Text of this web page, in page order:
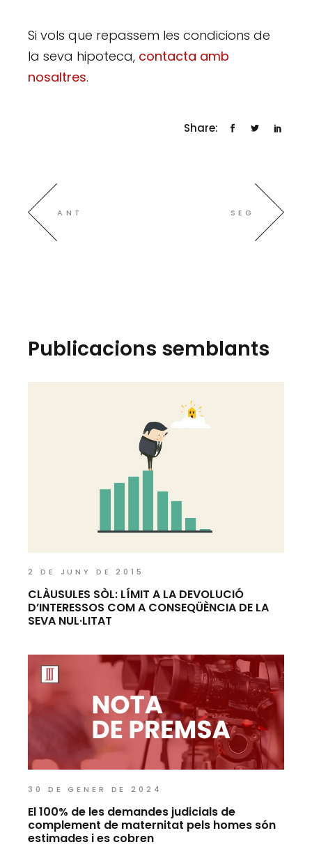
Si vols que repassem les condicions de
la seva hipoteca, contacta amb
nosaltres.
Share:
ANT SEG
Publicacions semblants
2 DE JUNY DE 2015
CLÀUSULES SÒL: LÍMIT A LA DEVOLUCIÓ
D’INTERESSOS COM A CONSEQÜÈNCIA DE LA
SEVA NUL·LITAT
30 DE GENER DE 2024
El 100% de les demandes judicials de
complement de maternitat pels homes són
estimades i es cobren